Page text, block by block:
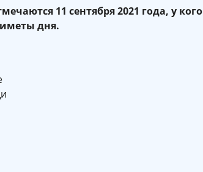
11 сентября 2021 года, у кого
дня.